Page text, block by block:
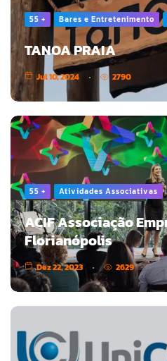
55 + Bares e Entretenimento
TANOA PRAIA
Jul 10, 2024 2790
55 + Atividades Associativas
ACIF Associação
Florianópolis
Dez 22, 2023 2629